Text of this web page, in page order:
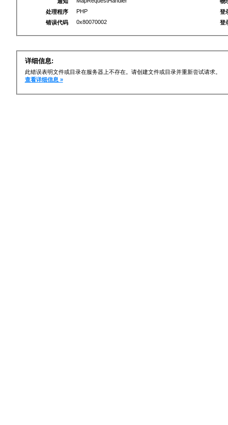
处理程序
PHP
错误代码
0x80070002
登
登
详细信息:
此错误表明文件或目录在服务器上不存在。请创建文件或目录并重新尝试请求。
查看详细信息 »